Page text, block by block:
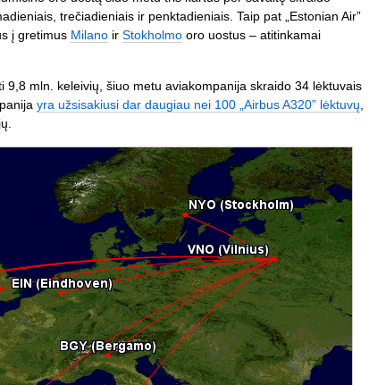
trečiadieniais ir penktadieniais. Taip pat „Estonian Air”
į gretimus Milano ir Stokholmo oro uostus – atitinkamai
9,8 mln. keleivių, šiuo metu aviakompanija skraido 34 lėktuvais
yra užsisakiusi dar daugiau nei 100 „Airbus A320” lėktuvų